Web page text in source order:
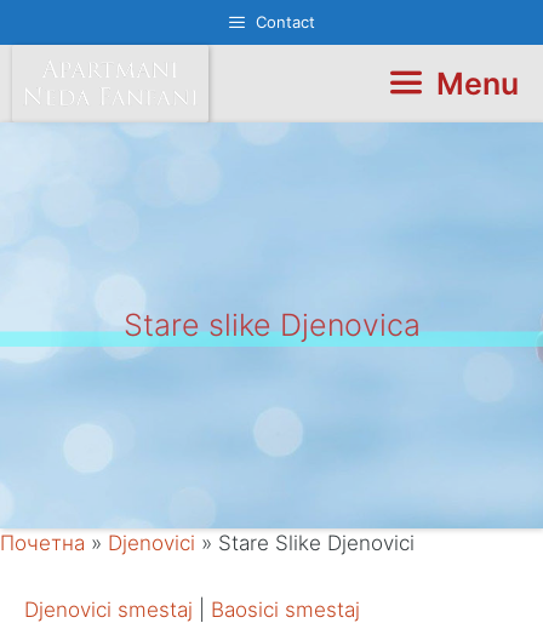
to
content
Contact
Menu
Stare slike Djenovica
Почетна » Djenovici » Stare Slike Djenovici
Djenovici smestaj Baosici smestaj